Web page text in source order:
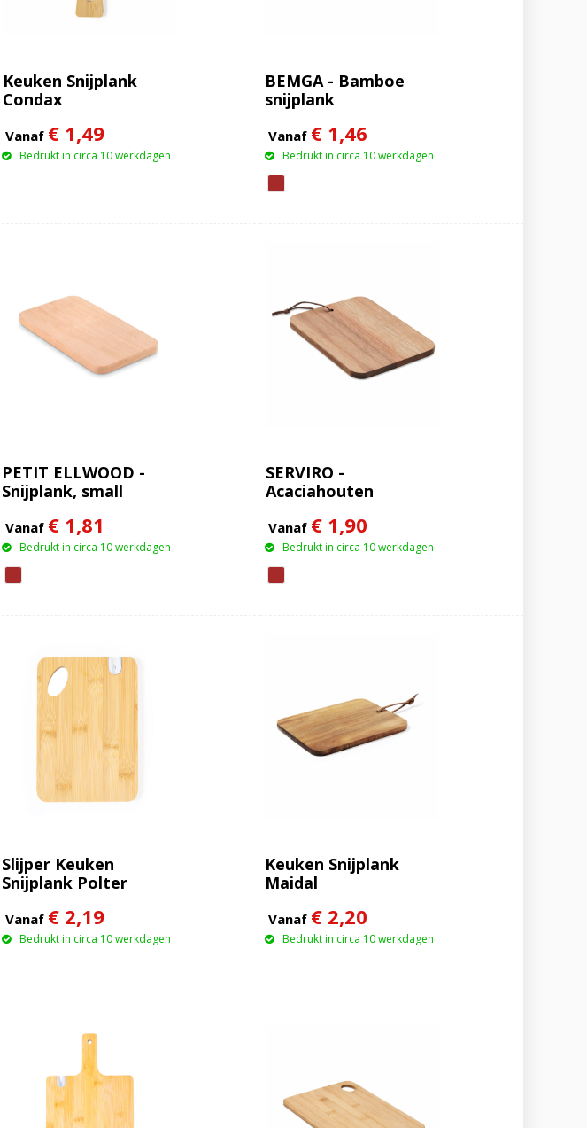
Keuken Snijplank
Condax
Vanaf € 1,49
Bedrukt in circa 10 werkdagen
BEMGA - Bamboe
snijplank
Vanaf € 1,46
Bedrukt in circa 10 werkdagen
PETIT ELLWOOD -
Snijplank, small
Vanaf € 1,81
Bedrukt in circa 10 werkdagen
SERVIRO -
Acaciahouten
Vanaf € 1,90
Bedrukt in circa 10 werkdagen
Slijper Keuken
Snijplank Polter
Vanaf € 2,19
Bedrukt in circa 10 werkdagen
Keuken Snijplank
Maidal
Vanaf € 2,20
Bedrukt in circa 10 werkdagen